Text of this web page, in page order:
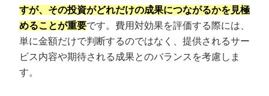
すが、その投資がどれだけの成果につながるかを見極
めることが重要です。費用対効果を評価する際には、
単に金額だけで判断するのではなく、提供されるサー
ビス内容や期待される成果とのバランスを考慮しま
す。